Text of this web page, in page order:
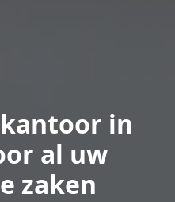
in
al uw
zaken